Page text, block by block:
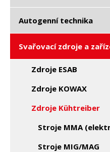
Autogenní technika
Svařovací zdroje a
Zdroje ESAB
Zdroje KOWAX
Zdroje Kühtreiber
Stroje MMA
Stroje MIG/MAG